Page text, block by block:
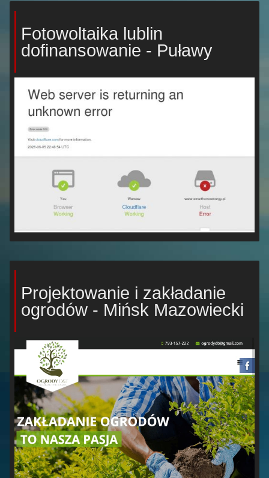
Fotowoltaika lublin
dofinansowanie - Puławy
Projektowanie i zakładanie
ogrodów - Mińsk Mazowiecki